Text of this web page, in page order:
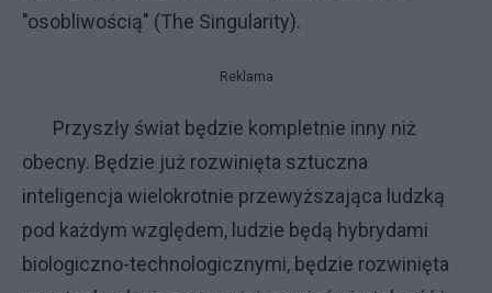
"osobliwością" (The Singularity).
Reklama
Przyszły świat będzie kompletnie inny niż
obecny. Będzie już rozwinięta sztuczna
inteligencja wielokrotnie przewyższająca ludzką
pod każdym względem, ludzie będą hybrydami
biologiczno-technologicznymi, będzie rozwinięta